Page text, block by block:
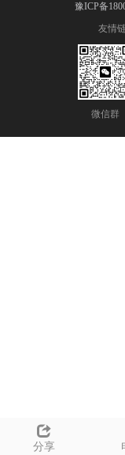
分享
豫ICP备
友情
微信群